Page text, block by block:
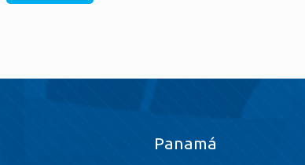
Panamá